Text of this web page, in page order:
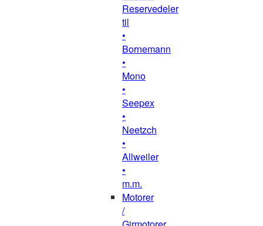
Reservedeler
til
•
Bornemann
•
Mono
•
Seepex
•
Neetzch
•
Allweiler
•
m.m.
Motorer
/